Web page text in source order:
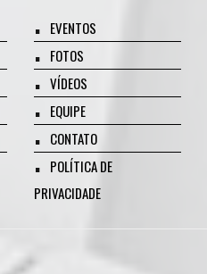
EVENTOS
FOTOS
VÍDEOS
EQUIPE
CONTATO
POLÍTICA DE
PRIVACIDADE